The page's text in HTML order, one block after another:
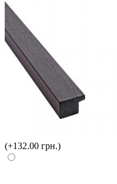
(+132.00 грн.)